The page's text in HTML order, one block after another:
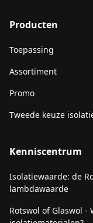
Producten
Toepassing
Assortiment
Promo
Tweede keuze
Kenniscentrum
Isolatiewaarde: de
lambdawaarde
Rotswol of Glaswol -